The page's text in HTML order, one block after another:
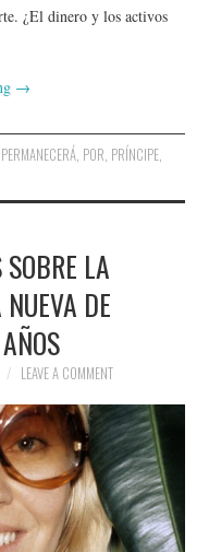
¿El dinero y los activos
→
PERMANECERÁ, POR, PRÍNCIPE,
LA
DE
LEAVE A COMMENT